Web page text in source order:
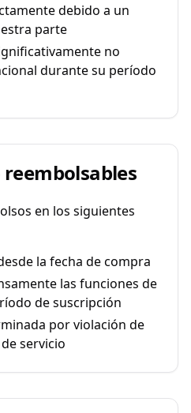
debido a un
parte
no
durante su período
en los siguientes
la fecha de compra
las funciones de
de suscripción
por violación de
servicio